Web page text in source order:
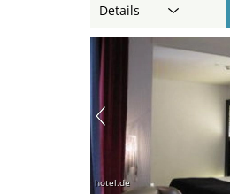
Details
hotel.de